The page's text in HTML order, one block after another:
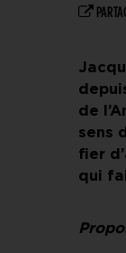
de
sens
fier
qui